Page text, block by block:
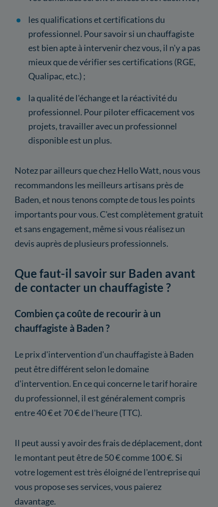
les qualifications et certifications du
professionnel. Pour savoir si un chauffagiste
est bien apte à intervenir chez vous, il n'y a pas
mieux que de vérifier ses certifications (RGE,
Qualipac, etc.) ;
la qualité de l'échange et la réactivité du
professionnel. Pour piloter efficacement vos
projets, travailler avec un professionnel
disponible est un plus.
Notez par ailleurs que chez Hello Watt, nous vous
recommandons les meilleurs artisans près de
Baden, et nous tenons compte de tous les points
importants pour vous. C'est complètement gratuit
et sans engagement, même si vous réalisez un
devis auprès de plusieurs professionnels.
Que faut-il savoir sur Baden avant
de contacter un chauffagiste ?
Combien ça coûte de recourir à un
chauffagiste à Baden ?
Le prix d'intervention d'un chauffagiste à Baden
peut être différent selon le domaine
d'intervention. En ce qui concerne le tarif horaire
du professionnel, il est généralement compris
entre 40 € et 70 € de l'heure (TTC).
Il peut aussi y avoir des frais de déplacement, dont
le montant peut être de 50 € comme 100 €. Si
votre logement est très éloigné de l'entreprise qui
vous propose ses services, vous paierez
davantage.